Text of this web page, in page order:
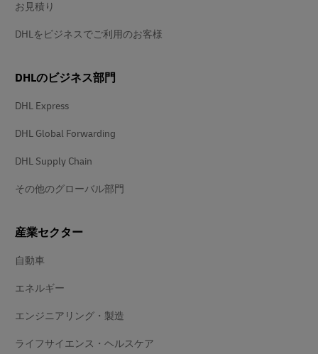
お見積り
DHLをビジネスでご利用のお客様
DHLのビジネス部門
DHL Express
DHL Global Forwarding
DHL Supply Chain
その他のグローバル部門
産業セクター
自動車
エネルギー
エンジニアリング・製造
ライフサイエンス・ヘルスケア